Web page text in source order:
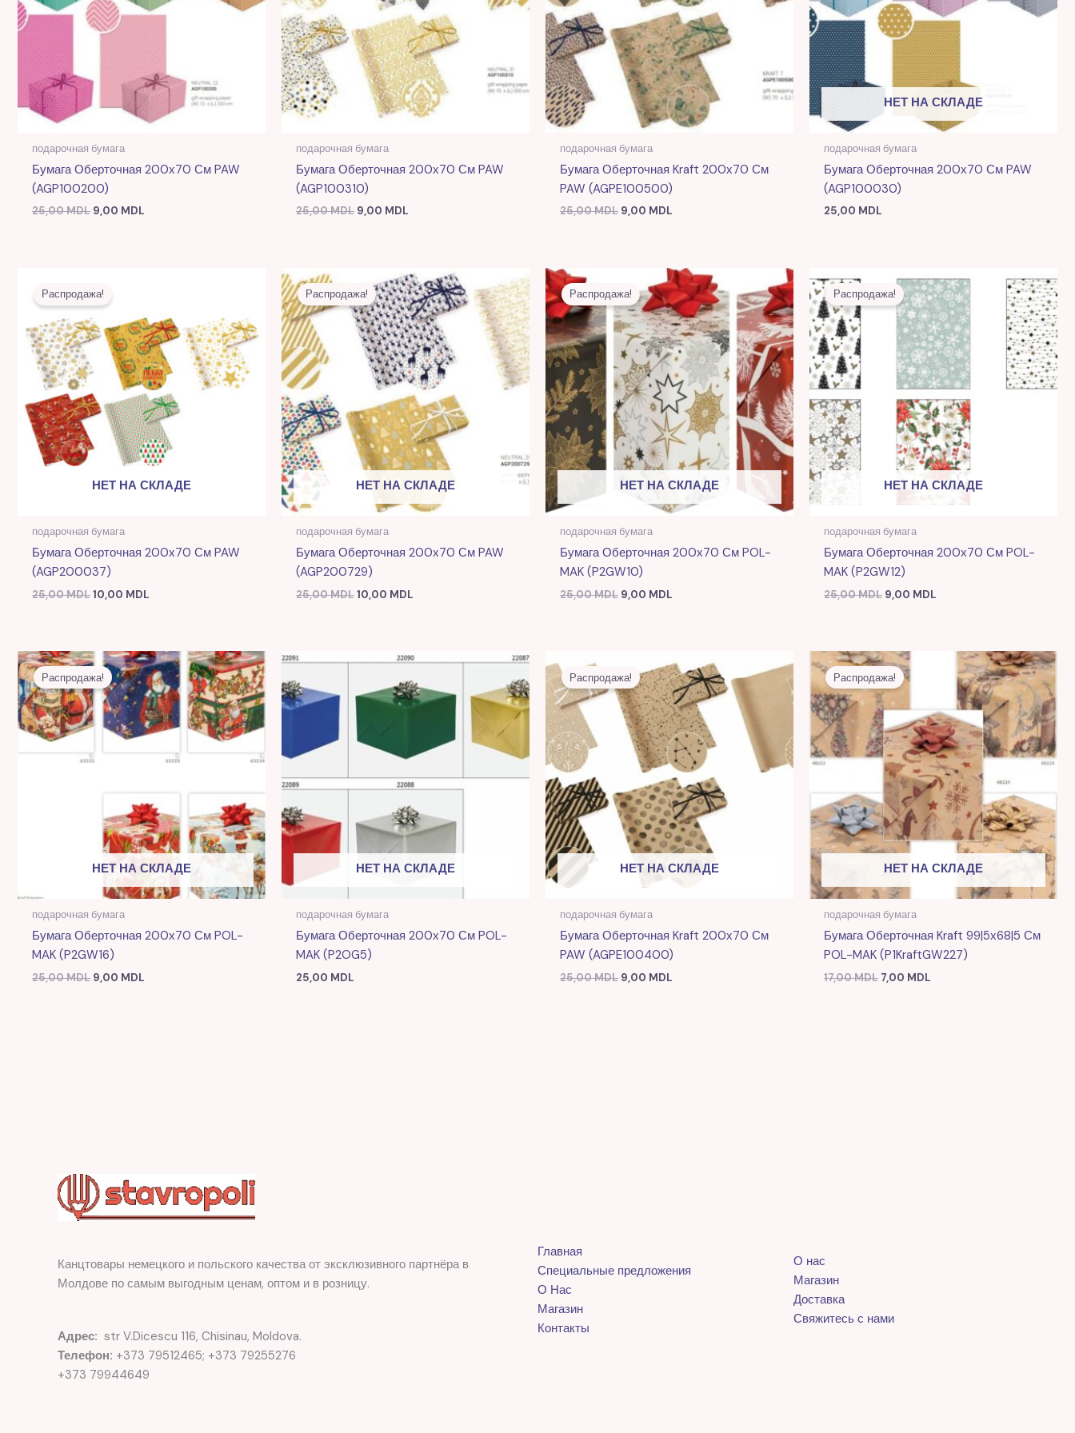
подарочная бумага
Бумага Оберточная 200х70 См PAW
(AGP100200)
25,00MDL 9,00 MDL
подарочная бумага
Бумага Оберточная 200х70 См PAW
(AGP100310)
25,00MDL 9,00 MDL
подарочная бумага
Бумага Оберточная Kraft 200х70 См
PAW (AGPE100500)
25,00MDL 9,00 MDL
НЕТ НА СКЛАДЕ
подарочная бумага
Бумага Оберточная 200х70 См PAW
(AGP100030)
25,00 MDL
НЕТ НА СКЛАДЕ
Распродажа!
подарочная бумага
Бумага Оберточная 200х70 См PAW
(AGP200037)
25,00MDL
цена
составляла
25,00 MDL.
10,00 MDL
НЕТ НА СКЛАДЕ
Распродажа!
подарочная бумага
Бумага Оберточная 200х70 См PAW
(AGP200729)
25,00MDL
Первоначальная
цена
составляла
25,00 MDL.
10,00 MDL
Текущая
цена:
10,00 MDL.
НЕТ НА СКЛАДЕ
Распродажа!
подарочная бумага
Бумага Оберточная 200х70 См POL-
MAK (P2GW10)
25,00MDL
Первоначальная
цена
составляла
25,00 MDL.
9,00 MDL
Текущая
цена:
9,00 MDL.
НЕТ НА СКЛАДЕ
Распродажа!
подарочная бумага
Бумага Оберточная 200х70 См POL-
MAK (P2GW12)
25,00MDL
цена
составляла
25,00 MDL.
9,00 MDL
цена:
9,00 MDL.
НЕТ НА СКЛАДЕ
Распродажа!
подарочная бумага
Бумага Оберточная 200х70 См POL-
MAK (P2GW16)
25,00MDL
Первоначальная
цена
составляла
25,00 MDL.
9,00 MDL
Текущая
цена:
9,00 MDL.
НЕТ НА СКЛАДЕ
подарочная бумага
Бумага Оберточная 200х70 См POL-
MAK (P2OG5)
25,00 MDL
НЕТ НА СКЛАДЕ
Распродажа!
подарочная бумага
Бумага Оберточная Kraft 200х70 См
PAW (AGPE100400)
25,00MDL
цена
составляла
25,00 MDL.
9,00 MDL
цена:
9,00 MDL.
НЕТ НА СКЛАДЕ
Распродажа!
подарочная бумага
Бумага Оберточная Kraft 99|5х68|5 См
POL-MAK (P1KraftGW227)
17,00MDL
Первоначальная
цена
составляла
17,00 MDL.
7,00 MDL
Текущая
цена:
7,00 MDL.
Канцтовары немецкого и польского качества от эксклюзивного партнёра в
Молдове по самым выгодным ценам, оптом и в розницу.
Адрес: str V.Dicescu 116, Chisinau, Moldova.
Телефон: +373 79512465; +373 79255276
+373 79944649
Главная
Специальные предложения
О Нас
Магазин
Контакты
О нас
Магазин
Доставка
Свяжитесь с нами